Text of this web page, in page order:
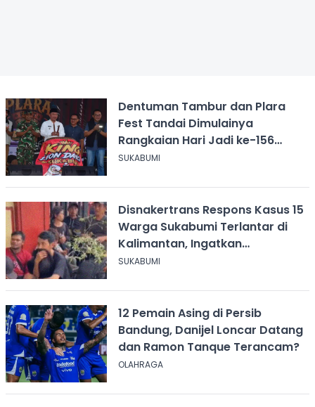
Dentuman Tambur dan Plara
Fest Tandai Dimulainya
Rangkaian Hari Jadi ke-156
Kabupaten Sukabumi
SUKABUMI
Disnakertrans Respons Kasus 15
Warga Sukabumi Terlantar di
Kalimantan, Ingatkan
Pentingnya Perjanjian Kerja
SUKABUMI
12 Pemain Asing di Persib
Bandung, Danijel Loncar Datang
dan Ramon Tanque Terancam?
OLAHRAGA